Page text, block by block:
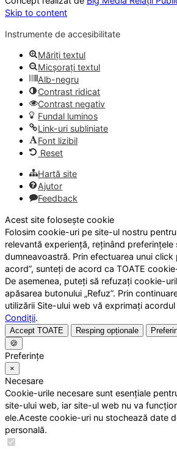
Skip to content
Instrumente de accesibilitate
Măriți textul
Micșorați textul
Alb-negru
Contrast ridicat
Contrast negativ
Fundal luminos
Link-uri subliniate
Font lizibil
Reset
Hartă site
Ajutor
Feedback
Acest site folosește cookie
Folosim cookie-uri pe site-ul nostru
relevantă experiență, reținând preferințele
dumneavoastră. Prin efectuarea unui click
acord”, sunteți de acord ca TOATE
De asemenea, puteți să refuzați cookie-
apăsarea butonului „Refuz”. Prin
utilizării Site-ului web vă exprimați
Condiții.
Accept TOATE Resping opționale
🍪
Preferințe
×
Necesare
Cookie-urile necesare sunt esențiale
site-ului web, iar site-ul web nu va
ele.Aceste cookie-uri nu stochează date
personală.